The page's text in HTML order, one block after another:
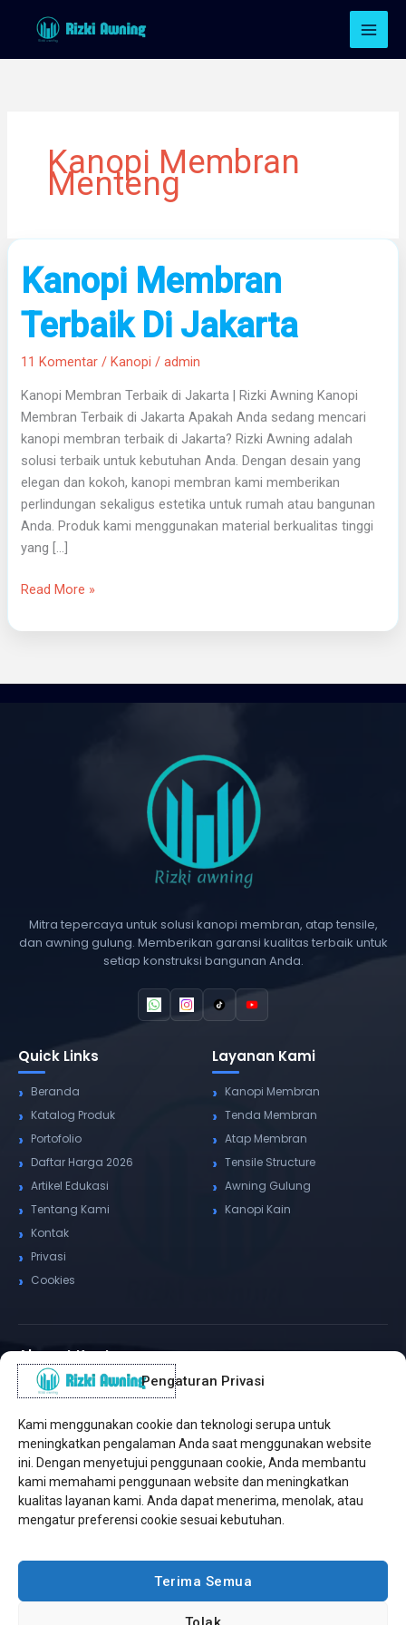
Pengaturan Privasi
Kami menggunakan cookie dan teknologi serupa untuk
meningkatkan pengalaman Anda saat menggunakan website
ini. Dengan menyetujui penggunaan cookie, Anda membantu
kami memahami penggunaan website dan meningkatkan
kualitas layanan kami. Anda dapat menerima, menolak, atau
mengatur preferensi cookie sesuai kebutuhan.
Terima Semua
Kanopi Membran
Menteng
Kanopi Membran
Terbaik Di Jakarta
11 Komentar /Kanopi /admin
Kanopi Membran Terbaik di Jakarta | Rizki Awning Kanopi
Membran Terbaik di Jakarta Apakah Anda sedang mencari
kanopi membran terbaik di Jakarta? Rizki Awning adalah
solusi terbaik untuk kebutuhan Anda. Dengan desain yang
elegan dan kokoh, kanopi membran kami memberikan
perlindungan sekaligus estetika untuk rumah atau bangunan
Anda. Produk kami menggunakan material berkualitas tinggi
yang […]
Kanopi
Membran
Terbaik
Di
Jakarta
Read More »
Mitra tepercaya untuk solusi kanopi membran, atap tensile,
dan awning gulung. Memberikan garansi kualitas terbaik untuk
setiap konstruksi bangunan Anda.
Quick Links
Beranda
Katalog Produk
Portofolio
Daftar Harga 2026
Artikel Edukasi
Tentang Kami
Kontak
Privasi
Cookies
Layanan Kami
Kanopi Membran
Tenda Membran
Atap Membran
Tensile Structure
Awning Gulung
Kanopi Kain
Alamat Kantor
✆ WhatsApp / Telepon
Pusat Sukabumi
Sukamanis, Kadudampit, Sukabumi
Cabang Jakarta
Kembangan, Jakarta Barat
Sektor A3, Tangerang Selatan